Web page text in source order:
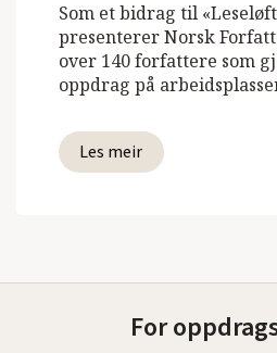
Som et bidrag til
presenterer Norsk
over 140 forfattere som
oppdrag på
Les meir
For